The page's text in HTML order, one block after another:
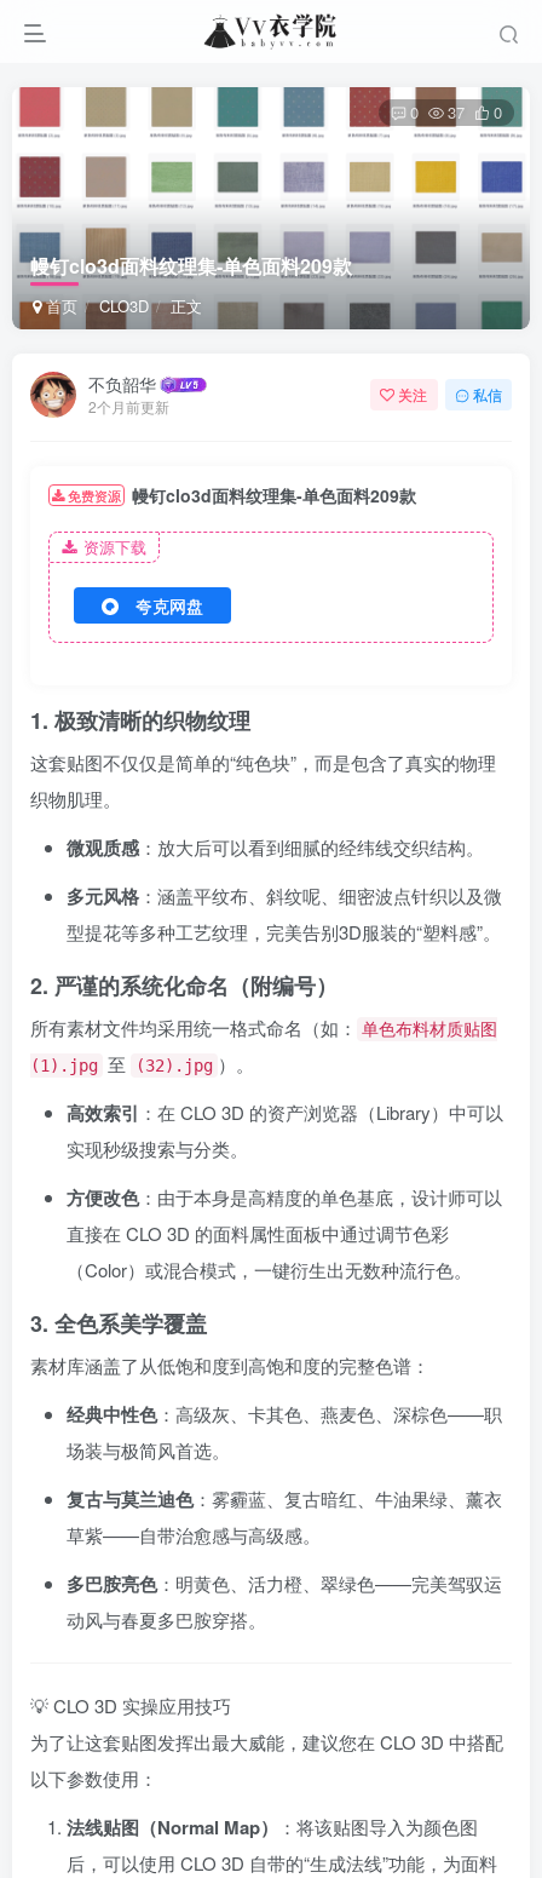
幔钉clo3d面料纹理集-单色面料209款
首页 CLO3D 正文
0 37 0
不负韶华
2个月前更新
关注 私信
免费资源 幔钉clo3d面料纹理集-单色面料209款
资源下载
夸克网盘
1. 极致清晰的织物纹理
这套贴图不仅仅是简单的“纯色块”，而是包含了真实的物理
织物肌理。
微观质感 ：放大后可以看到细腻的经纬线交织结构。
多元风格 ：涵盖平纹布、斜纹呢、细密波点针织以及微
型提花等多种工艺纹理，完美告别3D服装的“塑料感”。
2. 严谨的系统化命名（附编号）
所有素材文件均采用统一格式命名（如：
单色布料材质贴图
(1).jpg 至 (32).jpg ）。
高效索引 ：在 CLO 3D 的资产浏览器（Library）中可以
实现秒级搜索与分类。
方便改色：由于本身是高精度的单色基底，设计师可以
直接在 CLO 3D 的面料属性面板中通过调节色彩
（Color）或混合模式，一键衍生出无数种流行色。
3. 全色系美学覆盖
素材库涵盖了从低饱和度到高饱和度的完整色谱：
经典中性色：高级灰、卡其色、燕麦色、深棕色——职
场装与极简风首选。
复古与莫兰迪色：雾霾蓝、复古暗红、牛油果绿、薰衣
草紫——自带治愈感与高级感。
多巴胺亮色：明黄色、活力橙、翠绿色——完美驾驭运
动风与春夏多巴胺穿搭。
💡 CLO 3D 实操应用技巧
为了让这套贴图发挥出最大威能，建议您在 CLO 3D 中搭配
以下参数使用：
法线贴图（Normal Map）
：将该贴图导入为颜色图
后，可以使用 CLO 3D 自带的“生成法线”功能，为面料